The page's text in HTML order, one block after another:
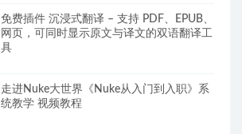
免费插件 沉浸式翻译 – 支持 PDF、EPUB、
网页，可同时显示原文与译文的双语翻译工
具
走进Nuke大世界《Nuke从入门到入职》系
统教学 视频教程